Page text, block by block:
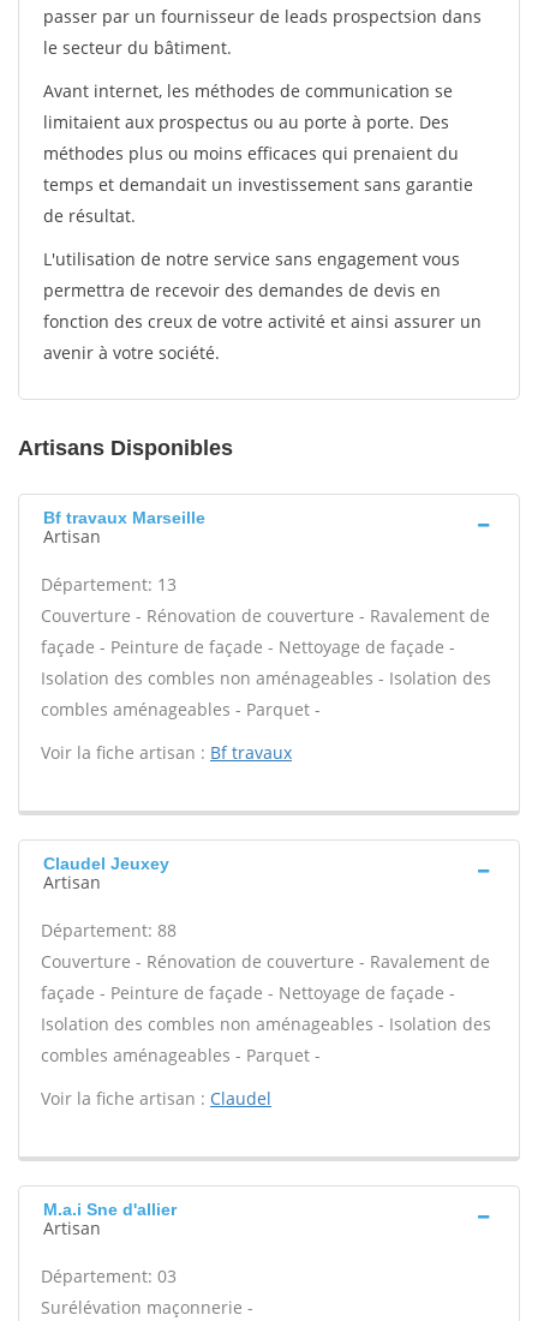
passer par un fournisseur de leads prospectsion dans
le secteur du bâtiment.
Avant internet, les méthodes de communication se
limitaient aux prospectus ou au porte à porte. Des
méthodes plus ou moins efficaces qui prenaient du
temps et demandait un investissement sans garantie
de résultat.
L'utilisation de notre service sans engagement vous
permettra de recevoir des demandes de devis en
fonction des creux de votre activité et ainsi assurer un
avenir à votre société.
Artisans Disponibles
Bf travaux Marseille
Artisan
Département: 13
Couverture - Rénovation de couverture - Ravalement de
façade - Peinture de façade - Nettoyage de façade -
Isolation des combles non aménageables - Isolation des
combles aménageables - Parquet -
Voir la fiche artisan : Bf travaux
Claudel Jeuxey
Artisan
Département: 88
Couverture - Rénovation de couverture - Ravalement de
façade - Peinture de façade - Nettoyage de façade -
Isolation des combles non aménageables - Isolation des
combles aménageables - Parquet -
Voir la fiche artisan : Claudel
M.a.i Sne d'allier
Artisan
Département: 03
Surélévation maçonnerie -